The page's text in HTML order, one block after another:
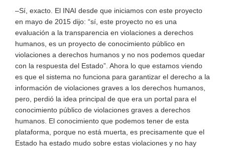
–Sí, exacto. El INAI desde que iniciamos con este proyecto
en mayo de 2015 dijo: “sí, este proyecto no es una
evaluación a la transparencia en violaciones a derechos
humanos, es un proyecto de conocimiento público en
violaciones a derechos humanos y no nos podemos quedar
con la respuesta del Estado”. Ahora lo que estamos viendo
es que el sistema no funciona para garantizar el derecho a la
información de violaciones graves a los derechos humanos,
pero, perdió la idea principal de que era un portal para el
conocimiento público de violaciones graves a derechos
humanos. El conocimiento que podemos tener de esta
plataforma, porque no está muerta, es precisamente que el
Estado ha estado mudo sobre estas violaciones y no hay